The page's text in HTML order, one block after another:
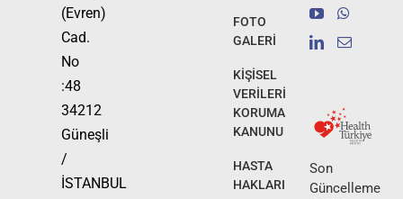
(Evren)
Cad.
No
:48
34212
Güneşli
/
İSTANBUL
FOTO
GALERİ
KİŞİSEL
VERİLERİ
KORUMA
KANUNU
HASTA
HAKLARI
Son
Güncelleme